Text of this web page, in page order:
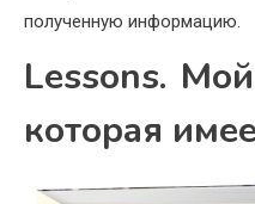
полученную информацию.
Lessons.
которая